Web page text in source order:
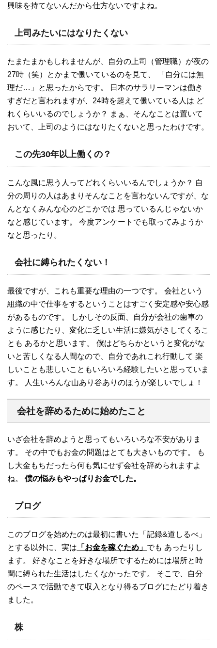
興味を持てないんだから仕方ないですよね。
上司みたいにはなりたくない
たまたまかもしれませんが、自分の上司（管理職）が夜の
27時（笑）とかまで働いているのを見て、 「自分には無
理だ…」と思ったからです。 日本のサラリーマンは働き
すぎだと言われますが、24時を超えて働いている人は ど
れくらいいるのでしょうか？ まぁ、そんなことは置いて
おいて、上司のようにはなりたくないと思ったわけです。
この先30年以上働くの？
こんな風に思う人ってどれくらいいるんでしょうか？ 自
分の周りの人はあまりそんなことを言わないんですが、な
んとなくみんな心のどこかでは 思っているんじゃないか
なと感じています。 今度アンケートでも取ってみようか
なと思ったり。
会社に縛られたくない！
最後ですが、これも重要な理由の一つです。 会社という
組織の中で仕事をするということはすごく安定感や安心感
があるものです。 しかしその反面、自分が会社の歯車の
ように感じたり、変化に乏しい生活に嫌気がさしてくるこ
とも あるかと思います。 僕はどちらかというと変化がな
いと苦しくなる人間なので、自分であれこれ行動して 楽
しいことも悲しいこともいろいろ経験したいと思っていま
す。 人生いろんな山あり谷ありのほうが楽しいでしょ！
会社を辞めるために始めたこと
いざ会社を辞めようと思ってもいろいろな不安がありま
す。 その中でもお金の問題はとても大きいものです。 も
し大金もちだったら何も気にせず会社を辞められますよ
ね。 僕の悩みもやっぱりお金でした。
ブログ
このブログを始めたのは最初に書いた「記録&道しるべ」
とする以外に、実は 「お金を稼ぐため」 でも あったりし
ます。 好きなことを好きな場所でするためには場所と時
間に縛られた生活はしたくなかったです。 そこで、自分
のペースで活動できて収入となり得るブログにたどり着き
ました。
株